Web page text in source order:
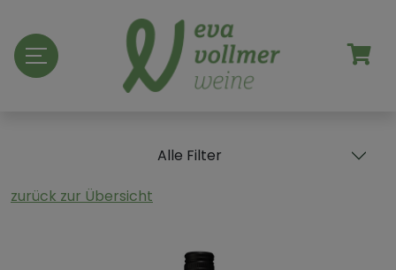
Alle Filter
zurück zur Übersicht